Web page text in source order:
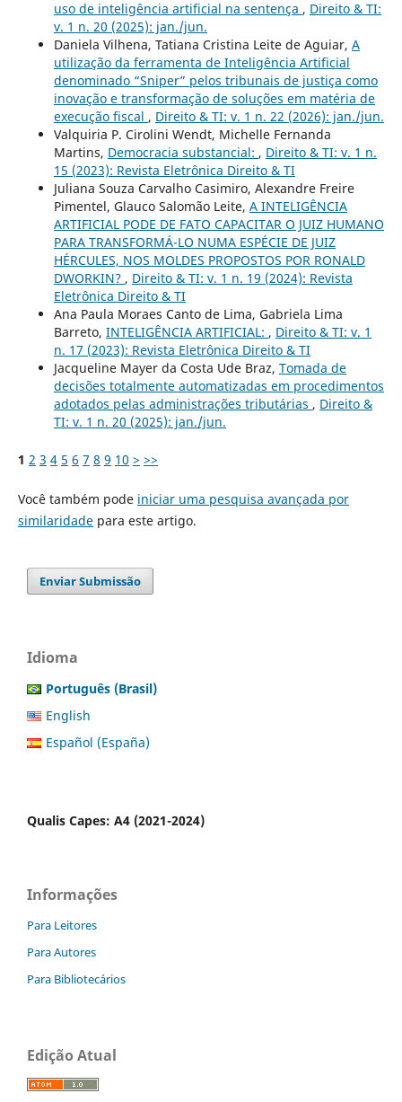
uso de inteligência artificial na sentença , Direito & TI:
v. 1 n. 20 (2025): jan./jun.
Daniela Vilhena, Tatiana Cristina Leite de Aguiar, A
utilização da ferramenta de Inteligência Artificial
denominado “Sniper” pelos tribunais de justiça como
inovação e transformação de soluções em matéria de
execução fiscal , Direito & TI: v. 1 n. 22 (2026): jan./jun.
Valquiria P. Cirolini Wendt, Michelle Fernanda
Martins, Democracia substancial: , Direito & TI: v. 1 n.
15 (2023): Revista Eletrônica Direito & TI
Juliana Souza Carvalho Casimiro, Alexandre Freire
Pimentel, Glauco Salomão Leite, A INTELIGÊNCIA
ARTIFICIAL PODE DE FATO CAPACITAR O JUIZ HUMANO
PARA TRANSFORMÁ-LO NUMA ESPÉCIE DE JUIZ
HÉRCULES, NOS MOLDES PROPOSTOS POR RONALD
DWORKIN? , Direito & TI: v. 1 n. 19 (2024): Revista
Eletrônica Direito & TI
Ana Paula Moraes Canto de Lima, Gabriela Lima
Barreto, INTELIGÊNCIA ARTIFICIAL: , Direito & TI: v. 1
n. 17 (2023): Revista Eletrônica Direito & TI
Jacqueline Mayer da Costa Ude Braz, Tomada de
decisões totalmente automatizadas em procedimentos
adotados pelas administrações tributárias , Direito &
TI: v. 1 n. 20 (2025): jan./jun.
1 2 3 4 5 6 7 8 9 10 > >>
Você também pode iniciar uma pesquisa avançada por
similaridadepara este artigo.
Enviar Submissão
Idioma
Português (Brasil)
English
Español (España)
Qualis Capes: A4 (2021-2024)
Informações
Para Leitores
Para Autores
Para Bibliotecários
Edição Atual